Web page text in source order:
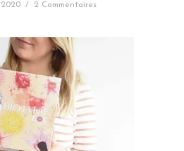
/ 2 Commentaires